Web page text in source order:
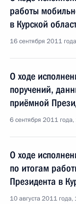
работы
в Курской
16 сентября 2011
О ходе
поручений,
приёмной
6 сентября 2011
О ходе
по итогам
Президента в
10 августа 2011